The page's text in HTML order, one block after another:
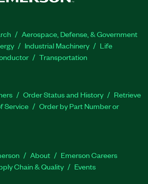
Aerospace, Defense, & Government
Industrial Machinery
Life
Transportation
Order Status and History
Retrieve
Service
Order by Part Number or
About
Emerson Careers
Chain & Quality Events